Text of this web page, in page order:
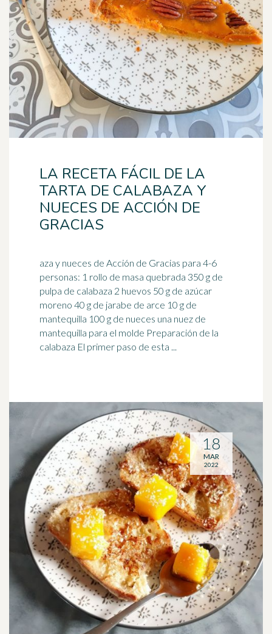
LA RECETA FÁCIL DE LA
TARTA DE CALABAZA Y
NUECES DE ACCIÓN DE
GRACIAS
aza y nueces de Acción de Gracias para 4-6
personas: 1 rollo de masa quebrada 350 g de
pulpa de calabaza 2 huevos 50 g de azúcar
moreno 40 g de jarabe de arce 10 g de
mantequilla 100 g de nueces una nuez de
mantequilla para el molde Preparación de la
calabaza El primer paso de esta ...
18
MAR
2022